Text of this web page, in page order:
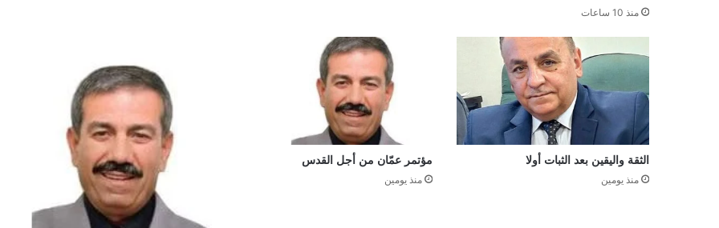
منذ 10 ساعات
الثقة واليقين بعد الثبات أولا
منذ يومين
مؤتمر عمّان من أجل القدس
منذ يومين